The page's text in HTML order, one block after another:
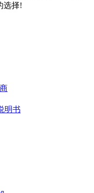
选择!
明书